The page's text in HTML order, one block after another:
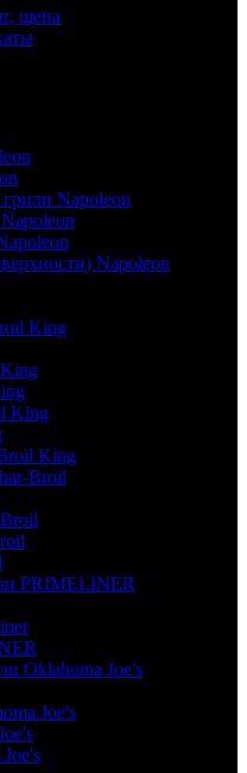
щепа
Napoleon
Napoleon
King
King
King
Broil
PRIMELINER
Oklahoma Joe's
Joe's